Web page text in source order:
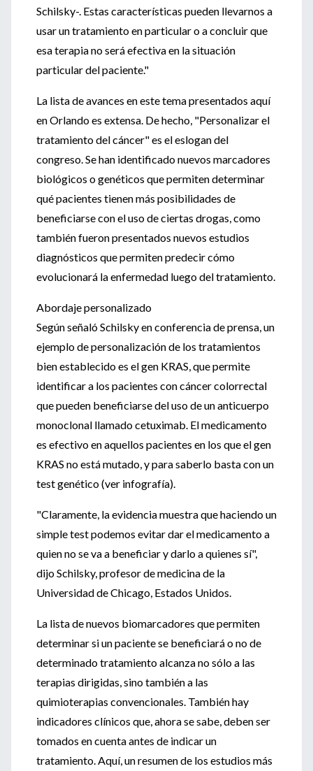
Schilsky-. Estas características pueden llevarnos a
usar un tratamiento en particular o a concluir que
esa terapia no será efectiva en la situación
particular del paciente."
La lista de avances en este tema presentados aquí
en Orlando es extensa. De hecho, "Personalizar el
tratamiento del cáncer" es el eslogan del
congreso. Se han identificado nuevos marcadores
biológicos o genéticos que permiten determinar
qué pacientes tienen más posibilidades de
beneficiarse con el uso de ciertas drogas, como
también fueron presentados nuevos estudios
diagnósticos que permiten predecir cómo
evolucionará la enfermedad luego del tratamiento.
Abordaje personalizado
Según señaló Schilsky en conferencia de prensa, un
ejemplo de personalización de los tratamientos
bien establecido es el gen KRAS, que permite
identificar a los pacientes con cáncer colorrectal
que pueden beneficiarse del uso de un anticuerpo
monoclonal llamado cetuximab. El medicamento
es efectivo en aquellos pacientes en los que el gen
KRAS no está mutado, y para saberlo basta con un
test genético (ver infografía).
"Claramente, la evidencia muestra que haciendo un
simple test podemos evitar dar el medicamento a
quien no se va a beneficiar y darlo a quienes sí",
dijo Schilsky, profesor de medicina de la
Universidad de Chicago, Estados Unidos.
La lista de nuevos biomarcadores que permiten
determinar si un paciente se beneficiará o no de
determinado tratamiento alcanza no sólo a las
terapias dirigidas, sino también a las
quimioterapias convencionales. También hay
indicadores clínicos que, ahora se sabe, deben ser
tomados en cuenta antes de indicar un
tratamiento. Aquí, un resumen de los estudios más